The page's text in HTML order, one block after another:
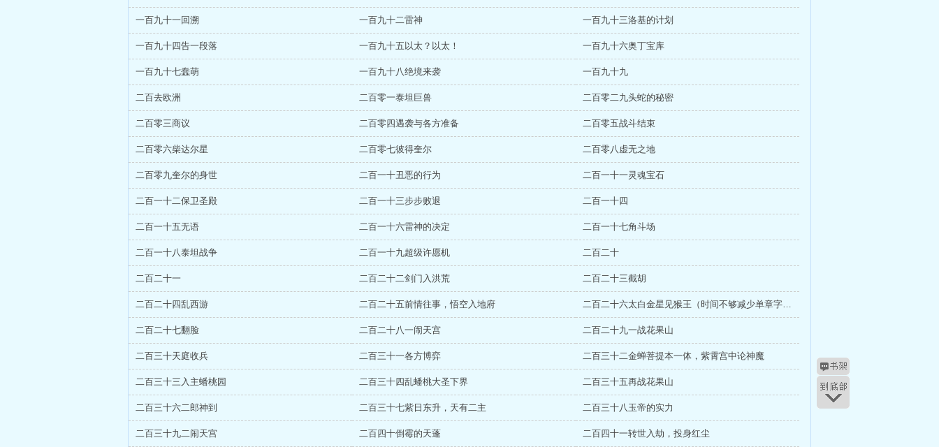
一百九十一回溯 一百九十二雷神 一百九十三洛基的计划
一百九十四告一段落 一百九十五以太？以太！ 一百九十六奥丁宝库
一百九十七蠢萌 一百九十八绝境来袭 一百九十九
二百去欧洲 二百零一泰坦巨兽 二百零二九头蛇的秘密
二百零三商议 二百零四遇袭与各方准备 二百零五战斗结束
二百零六柴达尔星 二百零七彼得奎尔 二百零八虚无之地
二百零九奎尔的身世 二百一十丑恶的行为 二百一十一灵魂宝石
二百一十二保卫圣殿 二百一十三步步败退 二百一十四
二百一十五无语 二百一十六雷神的决定 二百一十七角斗场
二百一十八泰坦战争 二百一十九超级许愿机 二百二十
二百二十一 二百二十二剑门入洪荒 二百二十三截胡
二百二十四乱西游 二百二十五前情往事，悟空入地府 二百二十六太白金星见猴王（时间不够减少单章字数）
二百二十七翻脸 二百二十八一闹天宫 二百二十九一战花果山
二百三十天庭收兵 二百三十一各方博弈 二百三十二金蝉菩提本一体，紫霄宫中论神魔
二百三十三入主蟠桃园 二百三十四乱蟠桃大圣下界 二百三十五再战花果山
二百三十六二郎神到 二百三十七紫日东升，天有二主 二百三十八玉帝的实力
二百三十九二闹天宫 二百四十倒霉的天蓬 二百四十一转世入劫，投身红尘